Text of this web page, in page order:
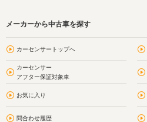
メーカーから中古車を探す
カーセンサートップへ
カーセンサー
アフター保証対象車
お気に入り
問合わせ履歴